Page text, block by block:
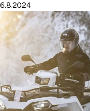
6.8.2024